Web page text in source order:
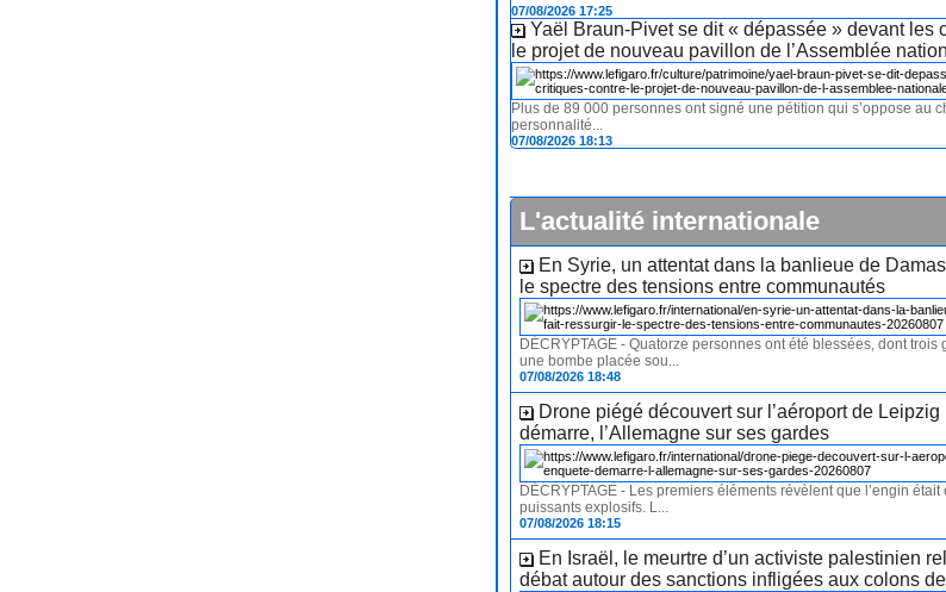
07/08/2026 17:25
Yaël Braun-Pivet se dit « dépassée » devant les
le projet de nouveau pavillon de l’Assemblée
Plus de 89 000 personnes ont signé une pétition qui s’oppose au
personnalité...
07/08/2026 18:13
L'actualité internationale
En Syrie, un attentat dans la banlieue de
le spectre des tensions entre communautés
DÉCRYPTAGE - Quatorze personnes ont été blessées, dont trois
une bombe placée sou...
07/08/2026 18:48
Drone piégé découvert sur l’aéroport de Leipzig
démarre, l’Allemagne sur ses gardes
DÉCRYPTAGE - Les premiers éléments révèlent que l’engin était
puissants explosifs. L...
07/08/2026 18:15
En Israël, le meurtre d’un activiste palestinien
débat autour des sanctions infligées aux colons